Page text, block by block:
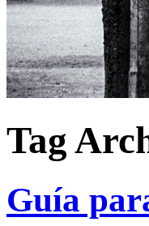
Tag
Guía